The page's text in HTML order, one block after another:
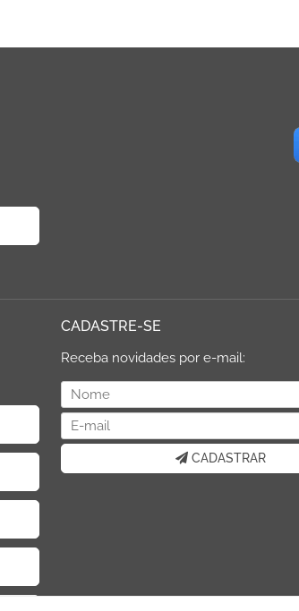
CADASTRE-SE
Receba novidades por e-mail:
CADASTRAR